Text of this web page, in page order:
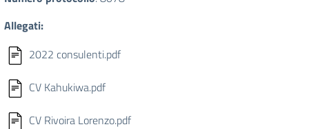
Allegati:
2022 consulenti.pdf
CV Kahukiwa.pdf
CV Rivoira Lorenzo.pdf